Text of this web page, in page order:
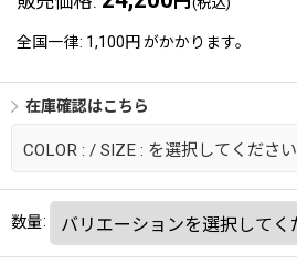
全国一律: 1,100円がかかります。
在庫確認はこちら
COLOR : / SIZE : を選択してください
数量: